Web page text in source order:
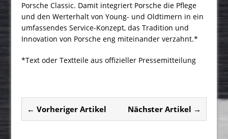
Porsche Classic. Damit integriert Porsche die Pflege
und den Werterhalt von Young- und Oldtimern in ein
umfassendes Service-Konzept, das Tradition und
Innovation von Porsche eng miteinander verzahnt.*
*Text oder Textteile aus offizieller Pressemitteilung
← Vorheriger Artikel Nächster Artikel →